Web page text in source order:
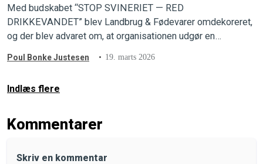
Med budskabet “STOP SVINERIET — RED
DRIKKEVANDET” blev Landbrug & Fødevarer omdekoreret,
og der blev advaret om, at organisationen udgør en
Poul Bonke Justesen 19. marts 2026
Indlæs flere
Kommentarer
Skriv en kommentar